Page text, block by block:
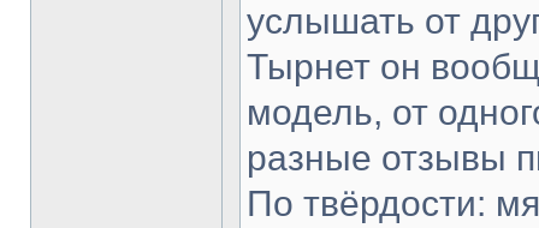
услышать от
Тырнет он
модель, от
разные отзывы
По твёрдости: